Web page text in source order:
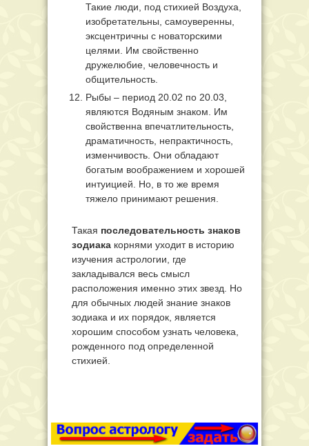
Такие люди, под стихией Воздуха,
изобретательны, самоуверенны,
эксцентричны с новаторскими
целями. Им свойственно
дружелюбие, человечность и
общительность.
Рыбы – период 20.02 по 20.03,
являются Водяным знаком. Им
свойственна впечатлительность,
драматичность, непрактичность,
изменчивость. Они обладают
богатым воображением и хорошей
интуицией. Но, в то же время
тяжело принимают решения.
Такая последовательность знаков
зодиака корнями уходит в историю
изучения астрологии, где
закладывался весь смысл
расположения именно этих звезд. Но
для обычных людей знание знаков
зодиака и их порядок, является
хорошим способом узнать человека,
рожденного под определенной
стихией.